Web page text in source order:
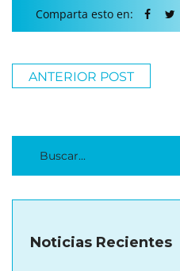
Comparta esto en:
ANTERIOR POST
Noticias Recientes